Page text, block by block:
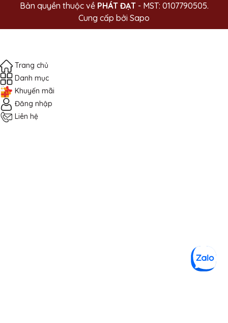
Bản quyền thuộc về PHÁT ĐẠT- MST: 0107790505.
Cung cấp bởi Sapo
Trang chủ
Danh mục
Khuyến mãi
Đăng nhập
Liên hệ